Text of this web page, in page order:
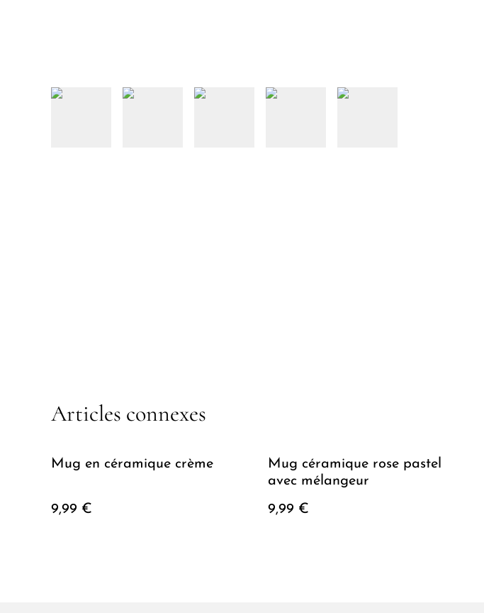
Articles connexes
Mug en céramique crème
9,99 €
Mug céramique rose pastel
avec mélangeur
9,99 €